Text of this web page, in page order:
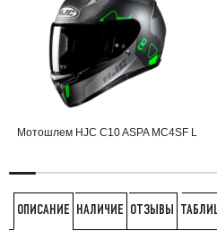
Мотошлем HJC C10 ASPA MC4SF L
ОПИСАНИЕ НАЛИЧИЕ ОТЗЫВЫ